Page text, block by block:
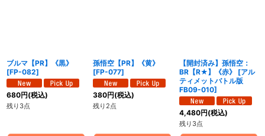
ブルマ【PR】《黒》
[FP-082]
680円(税込)
残り3点
孫悟空【PR】《黄》
[FP-077]
380円(税込)
残り2点
【開封済み】孫悟空：
BR【R★】《赤》
[アル
ティメットバトル版
FB09-010]
4,480円(税込)
残り3点